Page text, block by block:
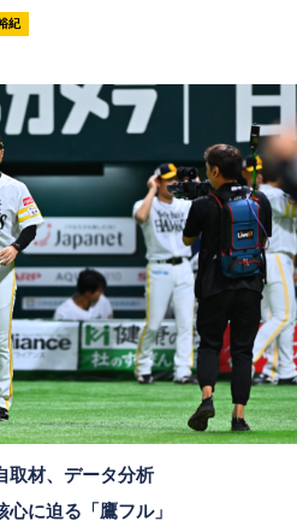
紀
取材、データ分析
に迫る「鷹フル」